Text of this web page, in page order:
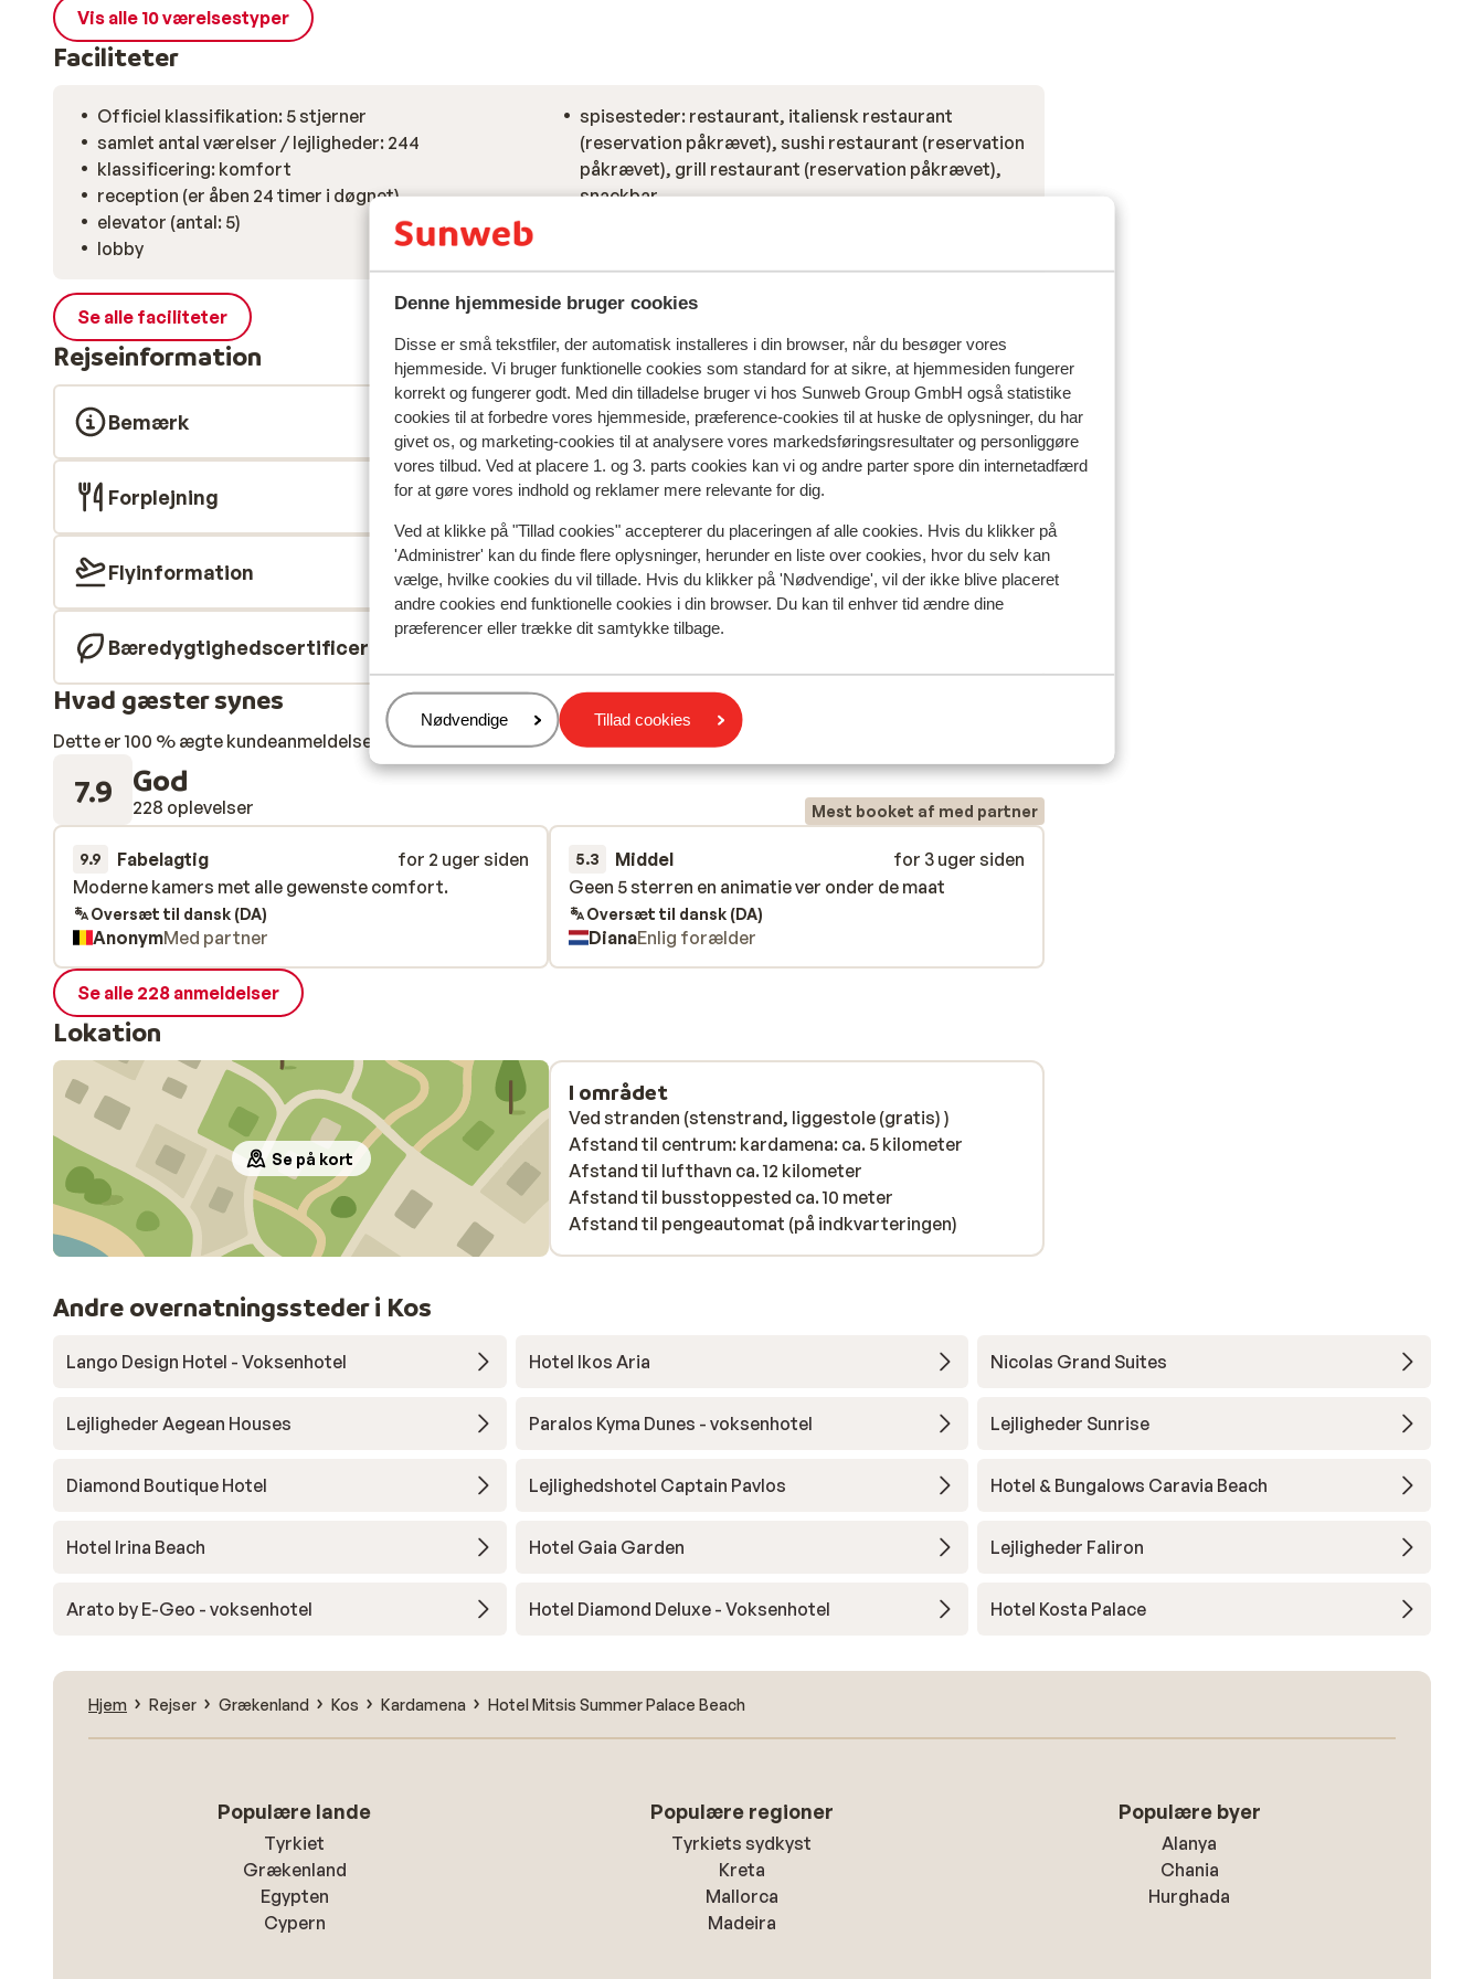
Denne hjemmeside bruger cookies
Disse er små tekstfiler, der automatisk installeres i din browser, når du besøger vores
hjemmeside. Vi bruger funktionelle cookies som standard for at sikre, at hjemmesiden fungerer
korrekt og fungerer godt. Med din tilladelse bruger vi hos Sunweb Group GmbH også statistike
cookies til at forbedre vores hjemmeside, præference-cookies til at huske de oplysninger, du har
givet os, og marketing-cookies til at analysere vores markedsføringsresultater og personliggøre
vores tilbud. Ved at placere 1. og 3. parts cookies kan vi og andre parter spore din internetadfærd
for at gøre vores indhold og reklamer mere relevante for dig.
Ved at klikke på "Tillad cookies" accepterer du placeringen af alle cookies. Hvis du klikker på
'Administrer' kan du finde flere oplysninger, herunder en liste over cookies, hvor du selv kan
vælge, hvilke cookies du vil tillade. Hvis du klikker på 'Nødvendige', vil der ikke blive placeret
andre cookies end funktionelle cookies i din browser. Du kan til enhver tid ændre dine
præferencer eller trække dit samtykke tilbage.
Administrer
Nødvendige Tillad cookies
Vis alle 10 værelsestyper
Faciliteter
Officiel klassifikation: 5 stjerner
samlet antal værelser / lejligheder: 244
klassificering: komfort
reception (er åben 24 timer i døgnet)
elevator (antal: 5)
lobby
spisesteder: restaurant, italiensk restaurant
(reservation påkrævet), sushi restaurant (reservation
påkrævet), grill restaurant (reservation påkrævet),
snackbar
Se alle faciliteter
Rejseinformation
Bemærk
Forplejning
Flyinformation
Bæredygtighedscertificeret
Hvad gæster synes
Dette er 100 % ægte kundeanmeldelser, der ærligt afspejler deres oplevelser med vores produkt.
7.9 God
228 oplevelser Mest booket af med partner
9.9 Fabelagtig
for 2 uger siden
Moderne kamers met alle gewenste comfort.
Moderne kamers met alle gewenste comfort.
Oversæt til dansk (DA)
AnonymMed partner
5.3 Middel
for 3 uger siden
Geen 5 sterren en animatie ver onder de maat
Geen 5 sterren en animatie ver onder de maat
Oversæt til dansk (DA)
DianaEnlig forælder
Se alle 228 anmeldelser
Lokation
Se på kort
I området
Ved stranden (stenstrand, liggestole (gratis) )
Afstand til centrum: kardamena: ca. 5 kilometer
Afstand til lufthavn ca. 12 kilometer
Afstand til busstoppested ca. 10 meter
Afstand til pengeautomat (på indkvarteringen)
Andre overnatningssteder i Kos
Lango Design Hotel - Voksenhotel Hotel Ikos Aria Nicolas Grand Suites
Lejligheder Aegean Houses Paralos Kyma Dunes - voksenhotel Lejligheder Sunrise
Diamond Boutique Hotel Lejlighedshotel Captain Pavlos Hotel & Bungalows Caravia Beach
Hotel Irina Beach Hotel Gaia Garden Lejligheder Faliron
Arato by E-Geo - voksenhotel Hotel Diamond Deluxe - Voksenhotel Hotel Kosta Palace
Hjem Rejser Grækenland Kos Kardamena Hotel Mitsis Summer Palace Beach
Populære lande
Tyrkiet
Grækenland
Egypten
Cypern
Populære regioner
Tyrkiets sydkyst
Kreta
Mallorca
Madeira
Populære byer
Alanya
Chania
Hurghada